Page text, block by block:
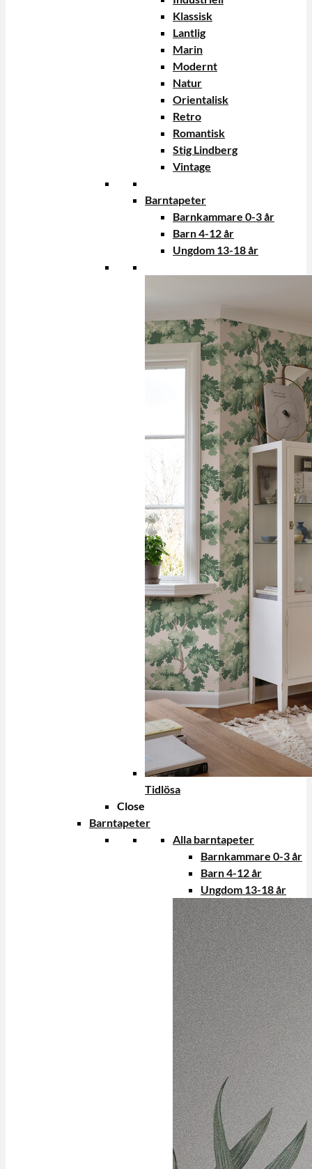
Klassisk
Lantlig
Marin
Modernt
Natur
Orientalisk
Retro
Romantisk
Stig Lindberg
Vintage
Barntapeter
Barnkammare 0-3 år
Barn 4-12 år
Ungdom 13-18 år
Tidlösa
Close
Barntapeter
Alla barntapeter
Barnkammare 0-3 år
Barn 4-12 år
Ungdom 13-18 år